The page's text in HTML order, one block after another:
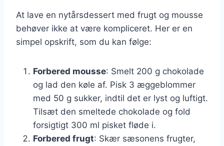
At lave en nytårsdessert med frugt og mousse
behøver ikke at være kompliceret. Her er en
simpel opskrift, som du kan følge:
Forbered mousse: Smelt 200 g chokolade
og lad den køle af. Pisk 3 æggeblommer
med 50 g sukker, indtil det er lyst og luftigt.
Tilsæt den smeltede chokolade og fold
forsigtigt 300 ml pisket fløde i.
Forbered frugt: Skær sæsonens frugter,